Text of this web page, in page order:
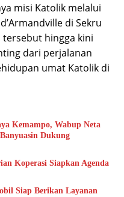
misi Katolik melalui
di Sekru
tersebut hingga kini
dari perjalanan
umat Katolik di
Kemampo, Wabup Neta
Dukung
Koperasi Siapkan Agenda
Siap Berikan Layanan